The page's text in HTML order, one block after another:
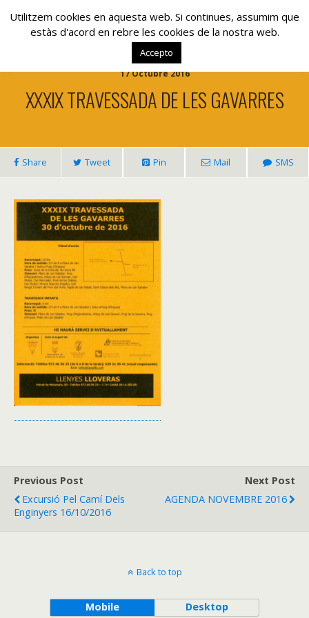
www.lacolla.cat
17 Octubre 2016
XXXIX TRAVESSADA DE LES GAVARRES
Share Tweet Pin Mail SMS
Previous Post
Excursió Pel Camí Dels
Enginyers 16/10/2016
Next Post
AGENDA NOVEMBRE 2016
Back to top
Mobile Desktop
Utilitzem cookies en aquesta web. Si continues, assumim que
estàs d'acord en rebre les cookies de la nostra web.
Accepto